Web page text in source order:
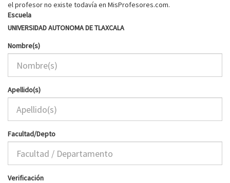
el profesor no existe todavía en MisProfesores.com.
Escuela
UNIVERSIDAD AUTONOMA DE TLAXCALA
Nombre(s)
Apellido(s)
Facultad/Depto
Verificación